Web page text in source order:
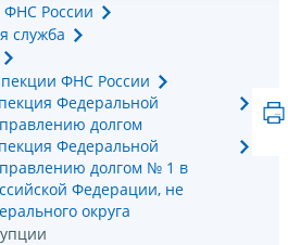
России
служба
ФНС России
Федеральной
долгом
Федеральной
долгом № 1 в
Федерации, не
округа